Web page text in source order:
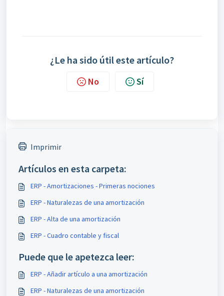
¿Le ha sido útil este artículo?
No Sí
Imprimir
Artículos en esta carpeta:
ERP - Amortizaciones - Primeras nociones
ERP - Naturalezas de una amortización
ERP - Alta de una amortización
ERP - Cuadro contable y fiscal
Puede que le apetezca leer:
ERP - Añadir artículo a una amortización
ERP - Naturalezas de una amortización